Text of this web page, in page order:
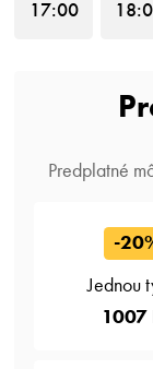
17:00 18
Predplatné
-
Jednou
1007